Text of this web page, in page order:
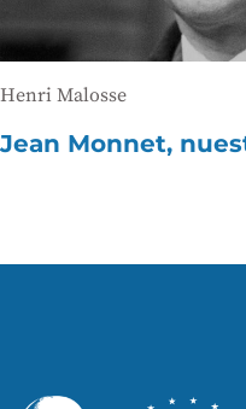
Henri Malosse
Jean Monnet,